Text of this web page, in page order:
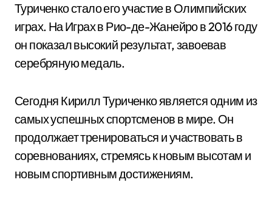
Туриченко стало его участие в Олимпийских
играх. На Играх в Рио-де-Жанейро в 2016 году
он показал высокий результат, завоевав
серебряную медаль.
Сегодня Кирилл Туриченко является одним из
самых успешных спортсменов в мире. Он
продолжает тренироваться и участвовать в
соревнованиях, стремясь к новым высотам и
новым спортивным достижениям.